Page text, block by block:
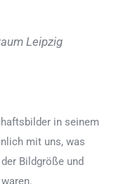
Leipzig
in seinem
mit uns, was
Bildgröße und